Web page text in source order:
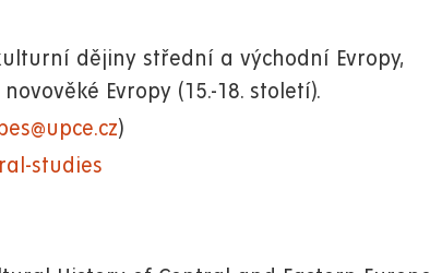
dějiny střední a východní Evropy,
Evropy (15.-18. století).
)
studies